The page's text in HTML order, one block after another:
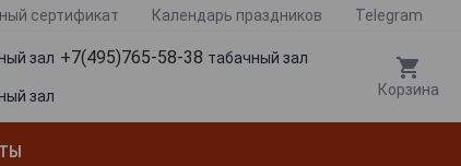
сертификат Календарь праздников Telegram
зал +7(495)765-58-38 табачный зал
зал Корзина